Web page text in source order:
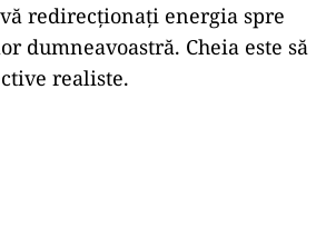
redirecționați energia spre
dumneavoastră. Cheia este să
realiste.